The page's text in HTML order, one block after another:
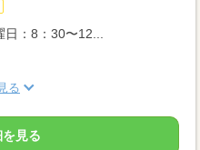
日：8：30〜12...
る
見る